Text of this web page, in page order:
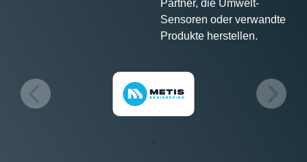
Partner, die Umwelt-
Sensoren oder verwandte
Produkte herstellen.